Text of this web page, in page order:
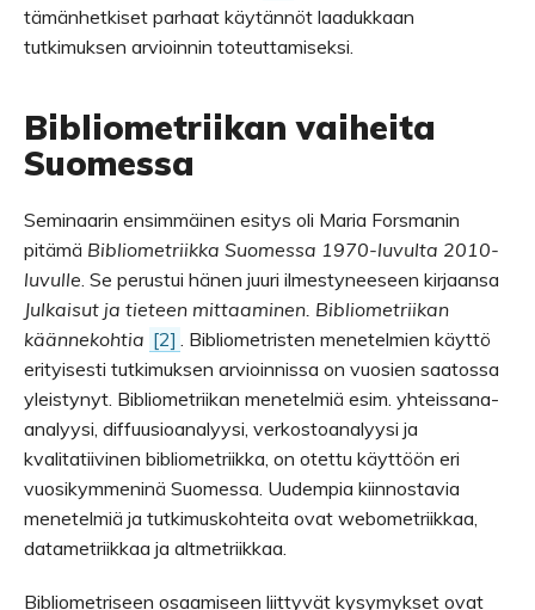
tämänhetkiset parhaat käytännöt laadukkaan
tutkimuksen arvioinnin toteuttamiseksi.
Bibliometriikan vaiheita
Suomessa
Seminaarin ensimmäinen esitys oli Maria Forsmanin
pitämä Bibliometriikka Suomessa 1970-luvulta 2010-
luvulle . Se perustui hänen juuri ilmestyneeseen kirjaansa
Julkaisut ja tieteen mittaaminen. Bibliometriikan
käännekohtia [2]
. Bibliometristen menetelmien käyttö
erityisesti tutkimuksen arvioinnissa on vuosien saatossa
yleistynyt. Bibliometriikan menetelmiä esim. yhteissana-
analyysi, diffuusioanalyysi, verkostoanalyysi ja
kvalitatiivinen bibliometriikka, on otettu käyttöön eri
vuosikymmeninä Suomessa. Uudempia kiinnostavia
menetelmiä ja tutkimuskohteita ovat webometriikkaa,
datametriikkaa ja altmetriikkaa.
Bibliometriseen osaamiseen liittyvät kysymykset ovat